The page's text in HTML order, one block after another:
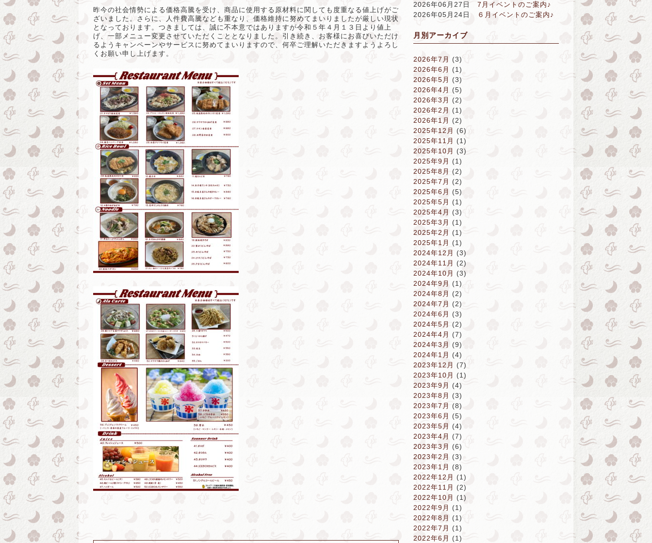
昨今の社会情勢による価格高騰を受け、商品に使用する原材料に関しても度重なる値上げがご
ざいました。さらに、人件費高騰なども重なり、価格維持に努めてまいりましたが厳しい現状
となっております。つきましては、誠に不本意ではありますが令和５年４月１３日より値上
げ、一部メニュー変更させていただくこととなりました。引き続き、お客様にお喜びいただけ
るようキャンペーンやサービスに努めてまいりますので、何卒ご理解いただきますようよろし
くお願い申し上げます。
2026年06月27日 7月イベントのご案内♪
2026年05月24日
６月イベントのご案内♪
月別アーカイブ
2026年7月 (3)
2026年6月
(1)
2026年5月
(3)
2026年4月
(5)
2026年3月
(2)
2026年2月
(1)
2026年1月
(2)
2025年12月
(6)
2025年11月 (1)
2025年10月
(3)
2025年9月 (1)
2025年8月 (2)
2025年7月 (2)
2025年6月
(5)
2025年5月
(1)
2025年4月 (3)
2025年3月 (1)
2025年2月
(1)
2025年1月
(1)
2024年12月
(3)
2024年11月 (2)
2024年10月
(3)
2024年9月
(1)
2024年8月
(2)
2024年7月
(2)
2024年6月
(3)
2024年5月 (2)
2024年4月
(7)
2024年3月 (9)
2024年1月
(4)
2023年12月 (7)
2023年10月
(1)
2023年9月
(4)
2023年8月 (3)
2023年7月
(8)
2023年6月
(5)
2023年5月
(4)
2023年4月
(7)
2023年3月 (6)
2023年2月
(3)
2023年1月
(8)
2022年12月 (1)
2022年11月
(2)
2022年10月
(1)
2022年9月
(1)
2022年8月 (1)
2022年7月
(1)
2022年6月
(1)